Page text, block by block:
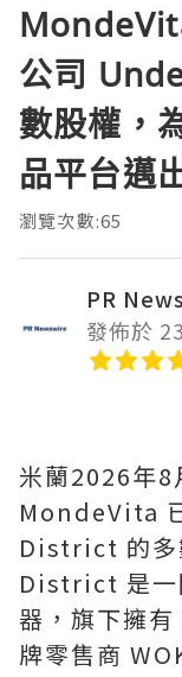
公司
數股權，
品平台邁
瀏覽次數:65
PR
發佈於
米蘭2026年8
MondeVita
District 的多
District 是一
器，旗下擁
牌零售商